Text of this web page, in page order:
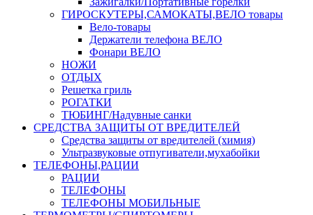
ГИРОСКУТЕРЫ,САМОКАТЫ,ВЕЛО товары
Вело-товары
Держатели телефона ВЕЛО
Фонари ВЕЛО
НОЖИ
ОТДЫХ
Решетка гриль
РОГАТКИ
ТЮБИНГ/Надувные санки
СРЕДСТВА ЗАЩИТЫ ОТ ВРЕДИТЕЛЕЙ
Средства защиты от вредителей (химия)
Ультразвуковые отпугиватели,мухабойки
ТЕЛЕФОНЫ,РАЦИИ
РАЦИИ
ТЕЛЕФОНЫ
ТЕЛЕФОНЫ МОБИЛЬНЫЕ